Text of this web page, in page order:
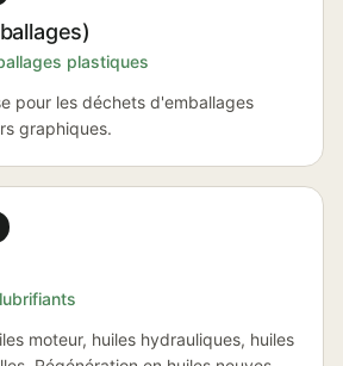
plastiques
pour les déchets d'emballages
graphiques.
moteur, huiles hydrauliques, huiles